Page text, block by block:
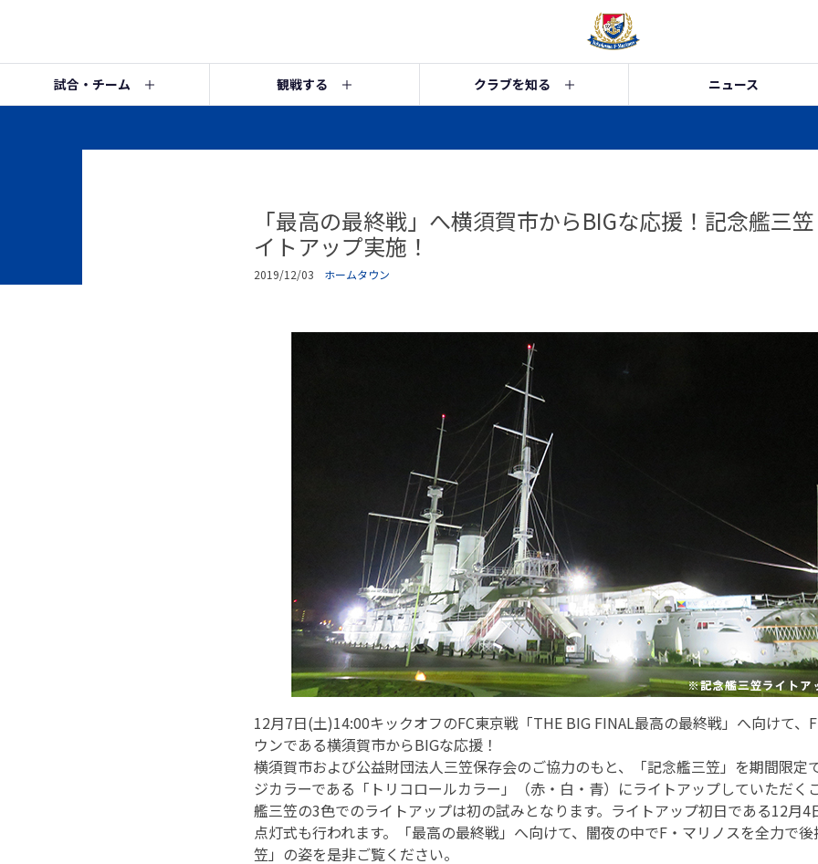
試合・チーム 観戦する クラブを知る ニュース
「最高の最終戦」へ横須賀市からBIGな応援！記念艦三
イトアップ実施！
2019/12/03 ホームタウン
12月7日(土)14:00キックオフのFC東京戦「THE BIG FINAL最高の最終戦」へ向けて、
ウンである横須賀市からBIGな応援！
横須賀市および公益財団法人三笠保存会のご協力のもと、「記念艦三笠」を期間限定
ジカラーである「トリコロールカラー」（赤・白・青）にライトアップしていただく
艦三笠の3色でのライトアップは初の試みとなります。ライトアップ初日である12月
点灯式も行われます。「最高の最終戦」へ向けて、闇夜の中でF・マリノスを全力で
笠」の姿を是非ご覧ください。